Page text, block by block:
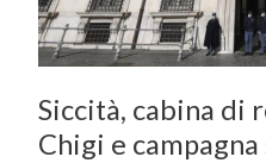
Siccità, cabina di
Chigi e
campagna
sensibilizzazione